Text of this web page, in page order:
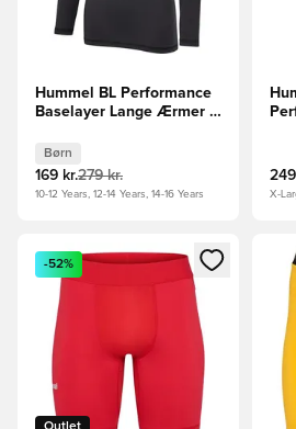
Hummel BL Performance
Baselayer Lange Ærmer -
Børn
169 kr.279 kr.
10-12 Years, 12-14 Years, 14-16 Years X-
Åbner en Modal til at logge ind
Outlet
-52%